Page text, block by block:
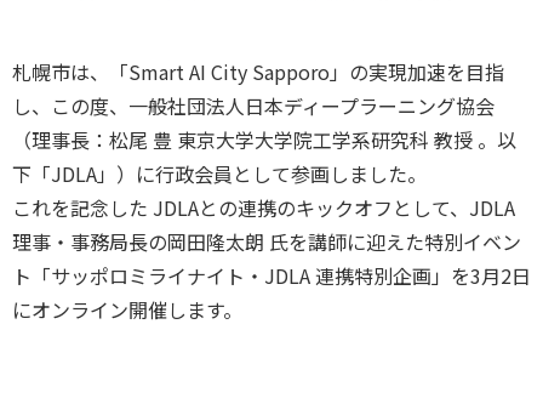
札幌市は、「Smart AI City Sapporo」の実現加速を目指
し、この度、一般社団法人日本ディープラーニング協会
（理事長：松尾 豊 東京大学大学院工学系研究科 教授 。以
下「JDLA」）に行政会員として参画しました。
これを記念した JDLAとの連携のキックオフとして、JDLA
理事・事務局長の岡田隆太朗 氏を講師に迎えた特別イベン
ト「サッポロミライナイト・JDLA 連携特別企画」を3月2日
にオンライン開催します。